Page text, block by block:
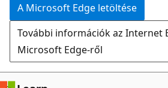
A Microsoft Edge letöltése
További információk az Internet
Microsoft Edge-ről